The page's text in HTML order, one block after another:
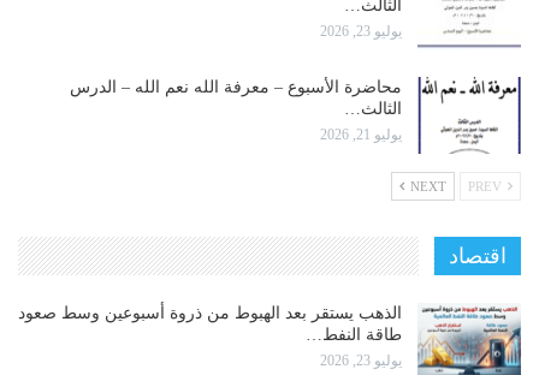
الثالث…
يوليو 23, 2026
محاضرة الأسبوع – معرفة الله نعم الله – الدرس
الثالث…
يوليو 21, 2026
NEXT
اقتصاد
الذهب يستقر بعد الهبوط من ذروة أسبوعين وسط صعود
طاقة النفط…
يوليو 23, 2026